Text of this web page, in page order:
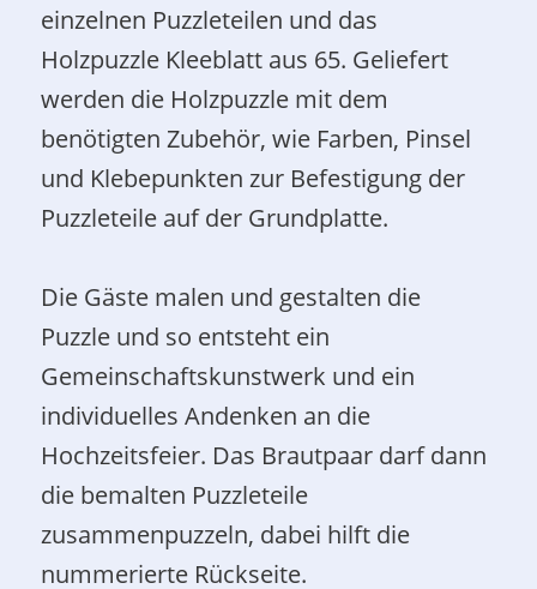
einzelnen Puzzleteilen und das
Holzpuzzle Kleeblatt aus 65. Geliefert
werden die Holzpuzzle mit dem
benötigten Zubehör, wie Farben, Pinsel
und Klebepunkten zur Befestigung der
Puzzleteile auf der Grundplatte.
Die Gäste malen und gestalten die
Puzzle und so entsteht ein
Gemeinschaftskunstwerk und ein
individuelles Andenken an die
Hochzeitsfeier. Das Brautpaar darf dann
die bemalten Puzzleteile
zusammenpuzzeln, dabei hilft die
nummerierte Rückseite.